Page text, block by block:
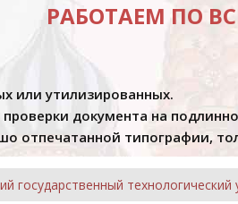
РАБОТАЕМ ПО
или утилизированных.
документа на
отпечатанной типографии,
государственный